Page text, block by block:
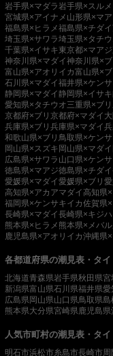
岩手県×マダラ 岩手県×スル
宮城県×アイナメ 山形県×マ
福島県×ヒラメ福島県×チダイ
埼玉県×サワラ埼玉県×タチ
千葉県×イサキ東京都×マアジ
神奈川県×マダイ神奈川県×ブ
富山県×アオリイカ富山県×ブ
石川県×マダイ福井県×ケン
静岡県×マダイ静岡県×イサキ
愛知県×タチウオ三重県×ブリ
京都府×ブリ 京都府×マダイ
兵庫県×ブリ 兵庫県×マダイ
和歌山県×ブリ 鳥取県×ケン
岡山県×スズキ岡山県×マダイ
広島県×サワラ 山口県×ケン
徳島県×マアジ徳島県×チダイ
愛媛県×マダイ愛媛県×ブリ
高知県×アカアマダイ高知県
福岡県×ケンサキイカ佐賀県
長崎県×マダイ長崎県×キジハ
熊本県×ヒラメ 熊本県×メバル
鹿児島県×アオリイカ沖縄県
各都道府県の潮見表・タイ
北海道青森県岩手県秋田県宮
新潟県富山県石川県福井県愛
広島県岡山県山口県鳥取県島
熊本県大分県宮崎県 鹿児島県
人気市町村の潮見表・タ
明石市浜松市糸島市長崎市